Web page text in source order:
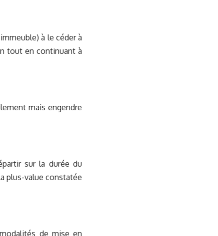
à le céder à
tout en continuant à
mais engendre
sur la durée du
plus-value constatée
de mise en